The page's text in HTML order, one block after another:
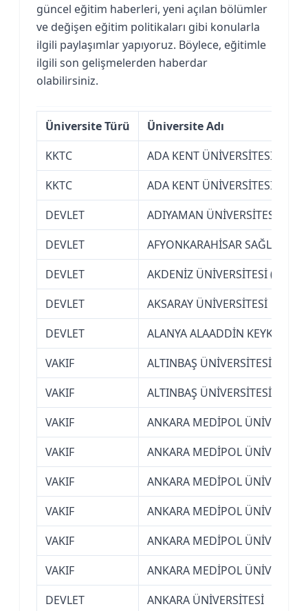
güncel eğitim haberleri, yeni açılan bölümler
ve değişen eğitim politikaları gibi konularla
ilgili paylaşımlar yapıyoruz. Böylece, eğitimle
ilgili son gelişmelerden haberdar
olabilirsiniz.
Üniversite Türü
Üniversite Adı
KKTC
ADA KENT ÜNİVERSİTESİ
KKTC
ADA KENT ÜNİVERSİTESİ
DEVLET
ADIYAMAN ÜNİVERSİTESİ
DEVLET
AFYONKARAHİSAR SAĞLIK
DEVLET
AKDENİZ ÜNİVERSİTESİ
DEVLET
AKSARAY ÜNİVERSİTESİ
DEVLET
ALANYA ALAADDİN KEYKUBAT
VAKIF
ALTINBAŞ ÜNİVERSİTESİ
VAKIF
ALTINBAŞ ÜNİVERSİTESİ
VAKIF
ANKARA MEDİPOL
VAKIF
ANKARA MEDİPOL
VAKIF
ANKARA MEDİPOL
VAKIF
ANKARA MEDİPOL
VAKIF
ANKARA MEDİPOL
VAKIF
ANKARA MEDİPOL
DEVLET
ANKARA ÜNİVERSİTESİ